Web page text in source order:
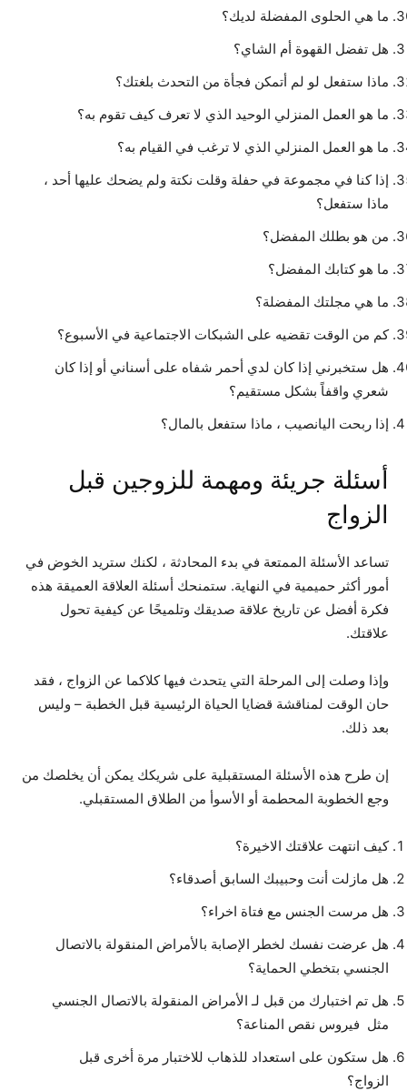
ما هي الحلوى المفضلة لديك؟
هل تفضل القهوة أم الشاي؟
ماذا ستفعل لو لم أتمكن فجأة من التحدث بلغتك؟
ما هو العمل المنزلي الوحيد الذي لا تعرف كيف تقوم به؟
ما هو العمل المنزلي الذي لا ترغب في القيام به؟
إذا كنا في مجموعة في حفلة وقلت نكتة ولم يضحك عليها أحد ،
ماذا ستفعل؟
من هو بطلك المفضل؟
ما هو كتابك المفضل؟
ما هي مجلتك المفضلة؟
كم من الوقت تقضيه على الشبكات الاجتماعية في الأسبوع؟
هل ستخبرني إذا كان لدي أحمر شفاه على أسناني أو إذا كان
شعري واقفاً بشكل مستقيم؟
إذا ربحت اليانصيب ، ماذا ستفعل بالمال؟
أسئلة جريئة ومهمة للزوجين قبل
الزواج
تساعد الأسئلة الممتعة في بدء المحادثة ، لكنك ستريد الخوض في
أمور أكثر حميمية في النهاية. ستمنحك أسئلة العلاقة العميقة هذه
فكرة أفضل عن تاريخ علاقة صديقك وتلميحًا عن كيفية تحول
علاقتك.
وإذا وصلت إلى المرحلة التي يتحدث فيها كلاكما عن الزواج ، فقد
حان الوقت لمناقشة قضايا الحياة الرئيسية قبل الخطبة – وليس
بعد ذلك.
إن طرح هذه الأسئلة المستقبلية على شريكك يمكن أن يخلصك من
وجع الخطوبة المحطمة أو الأسوأ من الطلاق المستقبلي.
كيف انتهت علاقتك الاخيرة؟
هل مازلت أنت وحبيبك السابق أصدقاء؟
هل مرست الجنس مع فتاة اخراء؟
هل عرضت نفسك لخطر الإصابة بالأمراض المنقولة بالاتصال
الجنسي بتخطي الحماية؟
هل تم اختبارك من قبل لـ الأمراض المنقولة بالاتصال الجنسي
مثل فيروس نقص المناعة؟
هل ستكون على استعداد للذهاب للاختبار مرة أخرى قبل
الزواج؟